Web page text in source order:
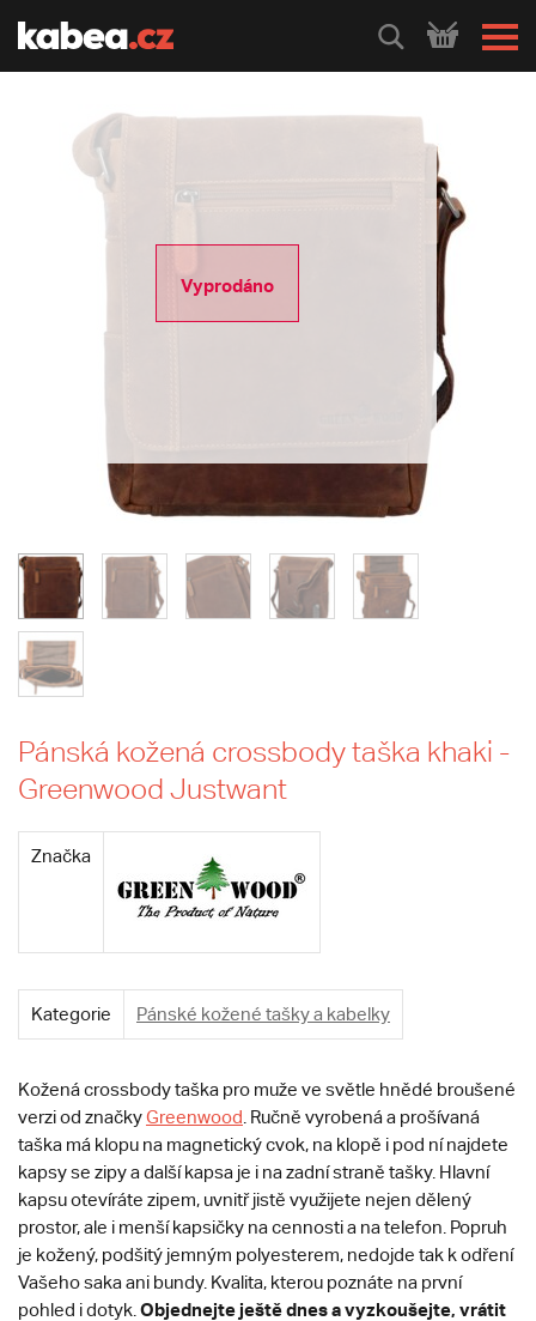
HLEDEJ
Vyprodáno
Pánská kožená crossbody taška khaki -
Greenwood Justwant
Značka
Kategorie Pánské kožené tašky a kabelky
Kožená crossbody taška pro muže ve světle hnědé broušené
verzi od značkyGreenwood . Ručně vyrobená a prošívaná
taška má klopu na magnetický cvok, na klopě i pod ní najdete
kapsy se zipy a další kapsa je i na zadní straně tašky. Hlavní
kapsu otevíráte zipem, uvnitř jistě využijete nejen dělený
prostor, ale i menší kapsičky na cennosti a na telefon. Popruh
je kožený, podšitý jemným polyesterem, nedojde tak k odření
Vašeho saka ani bundy. Kvalita, kterou poznáte na první
pohled i dotyk. Objednejte ještě dnes a vyzkoušejte, vrátit